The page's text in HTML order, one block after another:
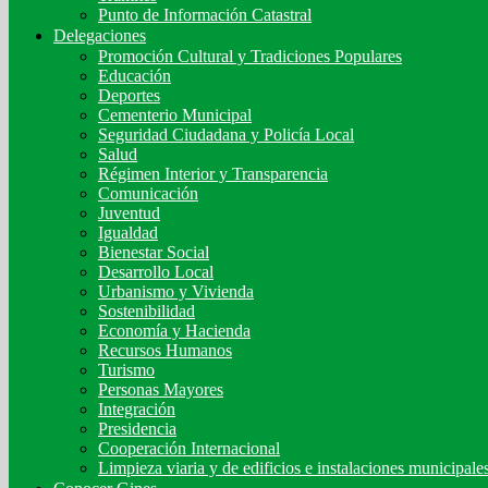
Punto de Información Catastral
Delegaciones
Promoción Cultural y Tradiciones Populares
Educación
Deportes
Cementerio Municipal
Seguridad Ciudadana y Policía Local
Salud
Régimen Interior y Transparencia
Comunicación
Juventud
Igualdad
Bienestar Social
Desarrollo Local
Urbanismo y Vivienda
Sostenibilidad
Economía y Hacienda
Recursos Humanos
Turismo
Personas Mayores
Integración
Presidencia
Cooperación Internacional
Limpieza viaria y de edificios e instalaciones